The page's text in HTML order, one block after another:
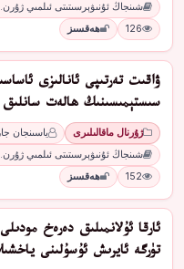
شىنجاڭ ئۇنىۋېرسىتىتى ئىلمىي
126
ھەقسىز
ۋاقىت تەرتىپى ئانالىزى
سىستېمىسىنىڭ ھالەت
ژۇرنال ماقالىلىرى
ياسىنجان
شىنجاڭ ئۇنىۋېرسىتىتى ئىلمىي
152
ھەقسىز
ئارقا ئۇلانمىلىق دەرەخ
تۈرگە ئايرىش ئۇسۇلىنى